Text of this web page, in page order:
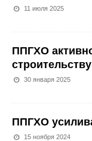
11 июля 2025
ППГХО
30 января 2025
ППГХО
15 ноября 2024